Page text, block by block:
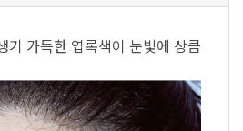
기 가득한 엽록색이 눈빛에 상큼